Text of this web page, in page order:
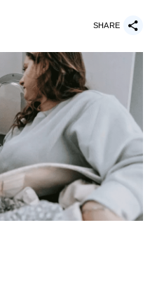
SHARE